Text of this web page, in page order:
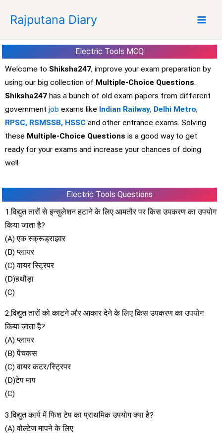
p
Rajputana Diary
Electric Tools MCQ
Welcome to Shiksha247, improve your exam preparation by
using our big collection of Multiple-Choice Questions.
Shiksha247 has a bunch of old exam papers from different
government job exams like Indian Railway, Delhi Metro,
RPSC, RSMSSB, HSSC and other entrance exams. Solving
these Multiple-Choice Questions is a good way to get
ready for your exams and increase your chances of doing
well.
Electric Tools Questions
1.विद्युत तारों से इन्सुलेशन हटाने के लिए आमतौर पर किस उपकरण का उपयोग
किया जाता है?
(A) एक स्क्रूड्राइवर
(B) प्लायर
(C) वायर स्ट्रिपर
(D)हथौड़ा
(C)
2.विद्युत तारों को काटने और आकार देने के लिए किस उपकरण का उपयोग
किया जाता है?
(A) प्लायर
(B) पेंचकस
(C) वायर कटर/स्ट्रिपर
(D)टेप माप
(C)
3.विद्युत कार्य में फिश टेप का प्राथमिक उपयोग क्या है?
(A) वोल्टेज मापने के लिए